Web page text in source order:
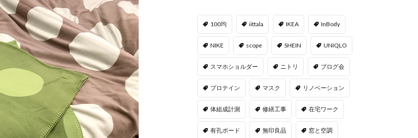
100均 iittala IKEA InBody
NIKE scope SHEIN UNIQLO
スマホショルダー ニトリ ブログ会
プロテイン マスク リノベーション
体組成計測 修繕工事 在宅ワーク
有孔ボード 無印良品 窓と空調